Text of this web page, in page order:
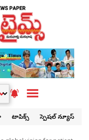
టాపిక్స్ స్పెషల్ న్యూస్